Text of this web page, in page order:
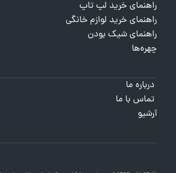
راهنمای خرید لپ تاپ
راهنمای خرید لوازم خانگی
راهنمای شیک بودن
چهره‌ها
درباره ما
تماس با ما
آرشیو